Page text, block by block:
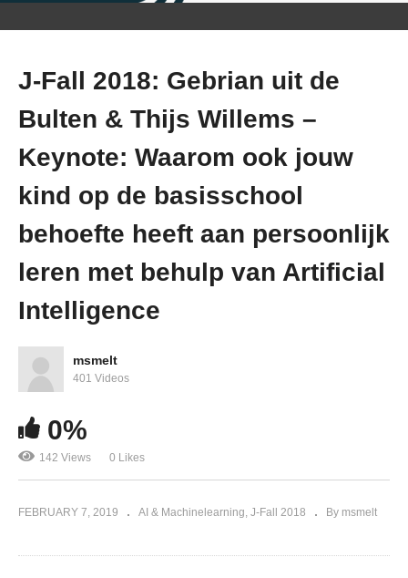
J-Fall 2018: Bram Starmans-van den Hout –
Craftsmanship unraveled
J-Fall 2018: Gebrian uit de
Bulten & Thijs Willems –
Keynote: Waarom ook jouw
kind op de basisschool
behoefte heeft aan persoonlijk
leren met behulp van Artificial
Intelligence
msmelt
401 Videos
0%
142 Views 0 Likes
FEBRUARY 7, 2019 AI & Machinelearning J-Fall 2018 By msmelt